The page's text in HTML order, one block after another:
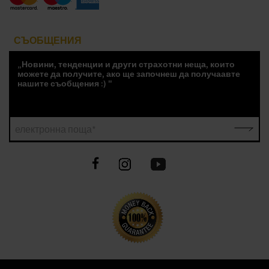
СЪОБЩЕНИЯ
„Новини, тенденции и други страхотни неща, които
можете да получите, ако ще започнеш да получаавте
нашите съобщения :) "